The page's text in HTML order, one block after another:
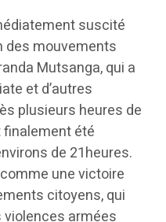
suscité
des mouvements
Mutsanga, qui a
et d’autres
plusieurs heures de
été
de 21heures.
une victoire
citoyens, qui
armées